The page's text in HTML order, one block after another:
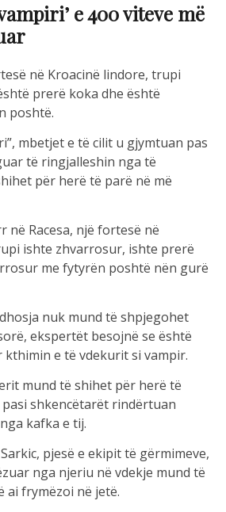
e 400 viteve më
në Kroacinë lindore, trupi
prerë koka dhe është
poshtë.
mbetjet e të cilit u gjymtuan pas
të ringjalleshin nga të
për herë të parë në më
në Racesa, një fortesë në
ishte zhvarrosur, ishte prerë
me fytyrën poshtë nën gurë
nuk mund të shpjegohet
ekspertët besojnë se është
e të vdekurit si vampir.
mund të shihet për herë të
shkencëtarët rindërtuan
kafka e tij.
pjesë e ekipit të gërmimeve,
nga njeriu në vdekje mund të
ai frymëzoi në jetë.